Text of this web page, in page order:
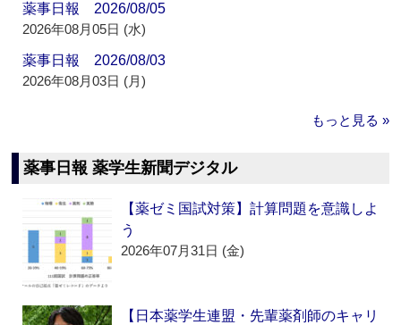
薬事日報 2026/08/05
2026年08月05日 (水)
薬事日報 2026/08/03
2026年08月03日 (月)
もっと見る »
薬事日報 薬学生新聞デジタル
【薬ゼミ国試対策】計算問題を意識しよ
う
2026年07月31日 (金)
【日本薬学生連盟・先輩薬剤師のキャリ